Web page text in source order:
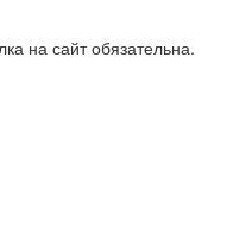
на сайт обязательна.